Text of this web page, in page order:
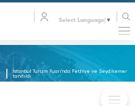
Select Language ▼
İstanbul Turizm Fuarı'nda Fethiye ve Seydikemer
tanıtıldı